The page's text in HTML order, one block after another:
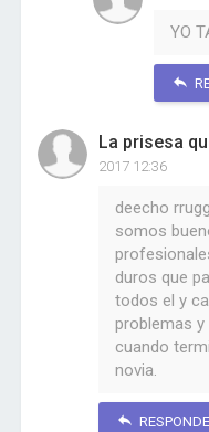
YO
La prisesa
2017 12:36
deecho
somos
duros que
todos el y
problemas
cuando
novia.